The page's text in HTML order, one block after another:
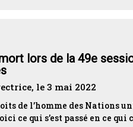
lors de la 49e
le 3 mai 2022
de l’homme des Nations
ce qui s’est passé en ce